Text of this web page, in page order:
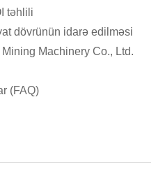
təhlili
dövrünün idarə edilməsi
Machinery Co., Ltd.
(FAQ)